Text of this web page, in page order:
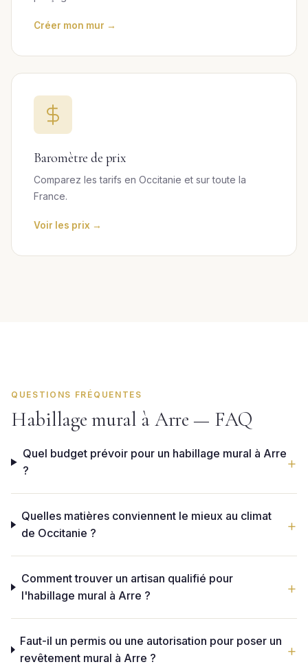
Créer mon mur →
Baromètre de prix
Comparez les tarifs en Occitanie et sur toute la
France.
Voir les prix →
QUESTIONS FRÉQUENTES
Habillage mural à Arre — FAQ
Quel budget prévoir pour un habillage mural à Arre
?
Quelles matières conviennent le mieux au climat
de Occitanie ?
Comment trouver un artisan qualifié pour
l'habillage mural à Arre ?
Faut-il un permis ou une autorisation pour poser un
revêtement mural à Arre ?